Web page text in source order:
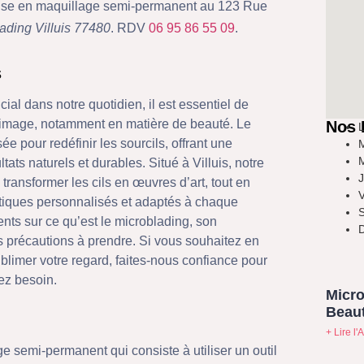
en maquillage semi-permanent au 123 Rue
Villuis 77480. RDV 06 95 86 55 09.
dans notre quotidien, il est essentiel de
notamment en matière de beauté. Le
pour redéfinir les sourcils, offrant une
naturels et durables. Situé à Villuis, notre
les cils en œuvres d’art, tout en
personnalisés et adaptés à chaque
sur ce qu’est le microblading, son
à prendre. Si vous souhaitez en
votre regard, faites-nous confiance pour
besoin.
semi-permanent qui consiste à utiliser un outil
Nos
+ Lire